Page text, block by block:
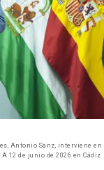
Antonio Sanz, interviene en
12 de junio de 2026 en Cádiz